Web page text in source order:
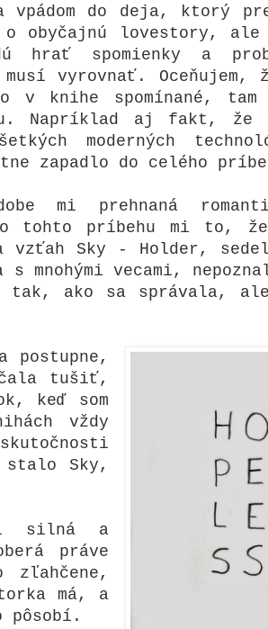
vpádom do deja, ktorý
o obyčajnú lovestory,
hrať spomienky a
vyrovnať. Oceňujem,
v knihe spomínané,
Napríklad aj fakt, že
moderných
zapadlo do celého
mi prehnaná
tohto príbehu mi to,
vzťah Sky - Holder,
vecami,
ako sa správala,
postupne,
tušiť,
keď som
vždy
stalo Sky,
silná a
práve
má, a
pôsobí.